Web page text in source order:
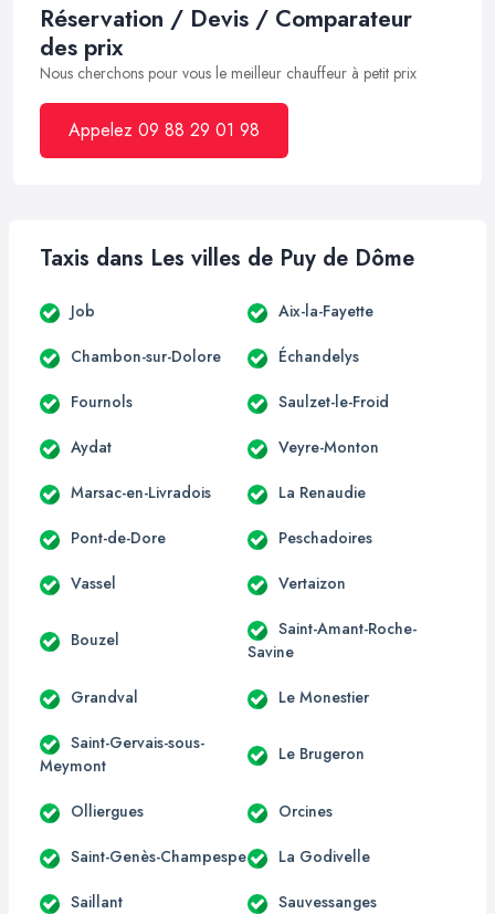
Réservation / Devis / Comparateur
des prix
Nous cherchons pour vous le meilleur chauffeur à petit prix
Appelez 09 88 29 01 98
Taxis dans Les villes de Puy de Dôme
Job Aix-la-Fayette
Chambon-sur-Dolore Échandelys
Fournols Saulzet-le-Froid
Aydat Veyre-Monton
Marsac-en-Livradois La Renaudie
Pont-de-Dore Peschadoires
Vassel Vertaizon
Bouzel
Saint-Amant-Roche-
Savine
Grandval Le Monestier
Saint-Gervais-sous-
Meymont
Le Brugeron
Olliergues Orcines
Saint-Genès-Champespe La Godivelle
Saillant Sauvessanges